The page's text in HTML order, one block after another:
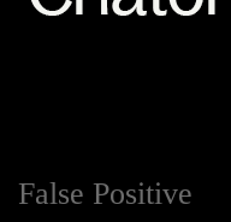
False Positive